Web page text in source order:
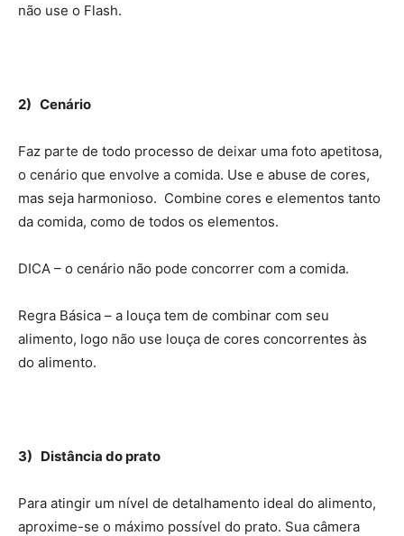
não use o Flash.
2) Cenário
Faz parte de todo processo de deixar uma foto apetitosa,
o cenário que envolve a comida. Use e abuse de cores,
mas seja harmonioso. Combine cores e elementos tanto
da comida, como de todos os elementos.
DICA – o cenário não pode concorrer com a comida.
Regra Básica – a louça tem de combinar com seu
alimento, logo não use louça de cores concorrentes às
do alimento.
3) Distância do prato
Para atingir um nível de detalhamento ideal do alimento,
aproxime-se o máximo possível do prato. Sua câmera